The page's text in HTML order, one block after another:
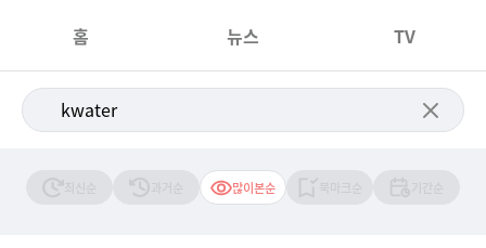
홈 뉴스 TV
많이본순